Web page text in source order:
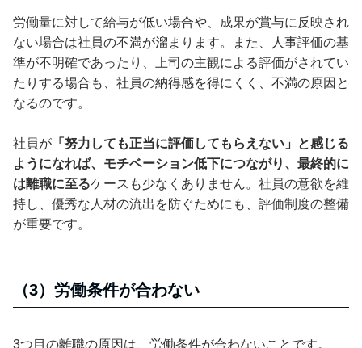
労働量に対して給与が低い場合や、成果が賞与に反映され
ない場合は社員の不満が溜まります。また、人事評価の基
準が不明確であったり、上司の主観による評価がされてい
たりする場合も、社員の納得感を得にくく、不満の原因と
なるのです。
社員が 「努力しても正当に評価してもらえない」と感じる
ようになれば、モチベーション低下につながり、最終的に
は離職に至るケースも少なくありません。社員の意欲を維
持し、優秀な人材の流出を防ぐためにも、評価制度の整備
が重要です。
（3）労働条件が合わない
3つ目の離職の原因は、労働条件が合わないことです。